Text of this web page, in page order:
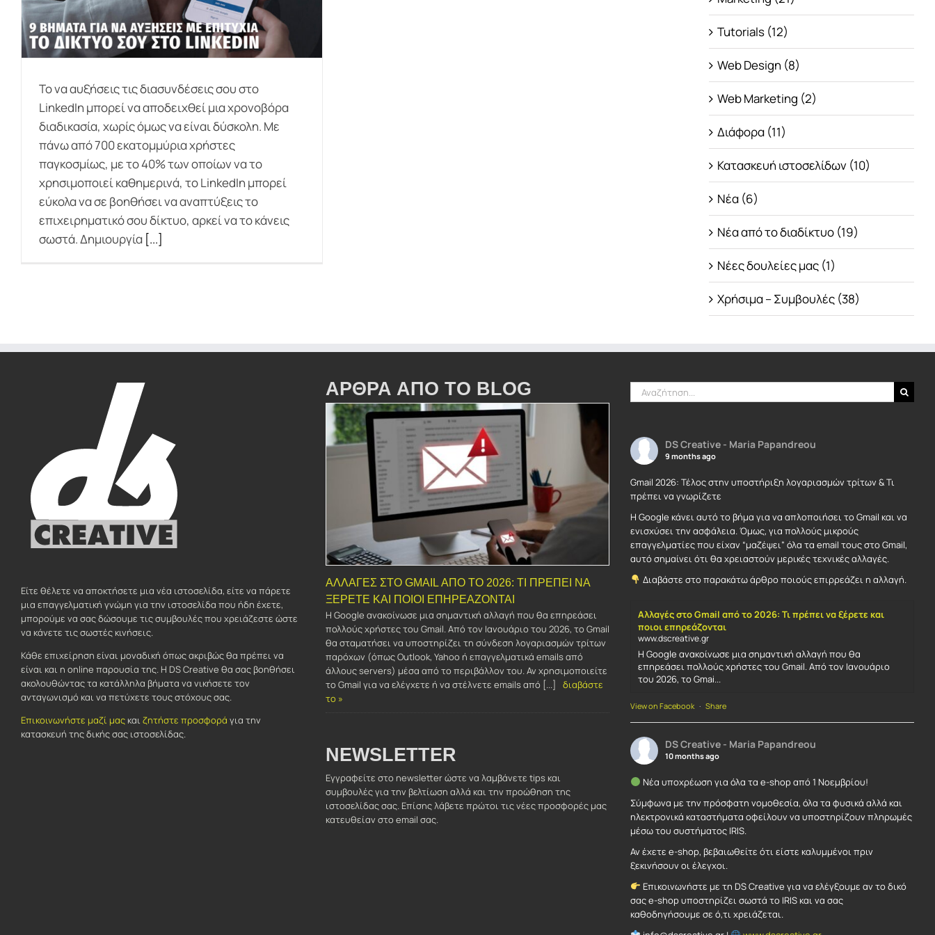
Το να αυξήσεις τις διασυνδέσεις σου στο
LinkedIn μπορεί να αποδειχθεί μια χρονοβόρα
διαδικασία, χωρίς όμως να είναι δύσκολη. Με
πάνω από 700 εκατομμύρια χρήστες
παγκοσμίως, με το 40% των οποίων να το
χρησιμοποιεί καθημερινά, το LinkedIn μπορεί
εύκολα να σε βοηθήσει να αναπτύξεις το
επιχειρηματικό σου δίκτυο, αρκεί να το κάνεις
σωστά. Δημιουργία [...]
Tutorials (12)
Web Design (8)
Web Marketing (2)
Διάφορα (11)
Κατασκευή ιστοσελίδων (10)
Νέα (6)
Νέα από το διαδίκτυο (19)
Νέες δουλείες μας (1)
Χρήσιμα – Συμβουλές (38)
Είτε θέλετε να αποκτήσετε μια νέα ιστοσελίδα, είτε να πάρετε
μια επαγγελματική γνώμη για την ιστοσελίδα που ήδη έχετε,
μπορούμε να σας δώσουμε τις συμβουλές που χρειάζεστε ώστε
να κάνετε τις σωστές κινήσεις.
Κάθε επιχείρηση είναι μοναδική όπως ακριβώς θα πρέπει να
είναι και η online παρουσία της. Η DS Creative θα σας βοηθήσει
ακολουθώντας τα κατάλληλα βήματα να νικήσετε τον
ανταγωνισμό και να πετύχετε τους στόχους σας.
Επικοινωνήστε μαζί μας και ζητήστε προσφορά για την
κατασκευή της δικής σας ιστοσελίδας.
ΑΡΘΡΑ ΑΠΟ ΤΟ BLOG
ΑΛΛΑΓΈΣ ΣΤΟ GMAIL ΑΠΌ ΤΟ 2026: ΤΙ ΠΡΈΠΕΙ ΝΑ
ΞΈΡΕΤΕ ΚΑΙ ΠΟΙΟΙ ΕΠΗΡΕΆΖΟΝΤΑΙ
Η Google ανακοίνωσε μια σημαντική αλλαγή που θα επηρεάσει
πολλούς χρήστες του Gmail. Από τον Ιανουάριο του 2026, το Gmail
θα σταματήσει να υποστηρίζει τη σύνδεση λογαριασμών τρίτων
παρόχων (όπως Outlook, Yahoo ή επαγγελματικά emails από
άλλους servers) μέσα από το περιβάλλον του. Αν χρησιμοποιείτε
το Gmail για να ελέγχετε ή να στέλνετε emails από [...]
διαβάστε
το »
NEWSLETTER
Εγγραφείτε στο newsletter ώστε να λαμβάνετε tips και
συμβουλές για την βελτίωση αλλά και την προώθηση της
ιστοσελίδας σας. Επίσης λάβετε πρώτοι τις νέες προσφορές μας
κατευθείαν στο email σας.
Αναζήτηση
για:
DS Creative - Maria Papandreou
9 months ago
Gmail 2026: Τέλος στην υποστήριξη λογαριασμών τρίτων & Τι
πρέπει να γνωρίζετε
Η Google κάνει αυτό το βήμα για να απλοποιήσει το Gmail και να
ενισχύσει την ασφάλεια. Όμως, για πολλούς μικρούς
επαγγελματίες που είχαν “μαζέψει” όλα τα email τους στο Gmail,
αυτό σημαίνει ότι θα χρειαστούν μερικές τεχνικές αλλαγές.
Διαβάστε στο παρακάτω άρθρο ποιούς επιρρεάζει η αλλαγή.
Αλλαγές στο Gmail από το 2026: Τι πρέπει να ξέρετε και
ποιοι επηρεάζονται
www.dscreative.gr
Η Google ανακοίνωσε μια σημαντική αλλαγή που θα
επηρεάσει πολλούς χρήστες του Gmail. Από τον Ιανουάριο
του 2026, το Gmai...
View on Facebook · Share
DS Creative - Maria Papandreou
10 months ago
Νέα υποχρέωση για όλα τα e-shop από 1 Νοεμβρίου!
Σύμφωνα με την πρόσφατη νομοθεσία, όλα τα φυσικά αλλά και
ηλεκτρονικά καταστήματα οφείλουν να υποστηρίζουν πληρωμές
μέσω του συστήματος IRIS.
Αν έχετε e-shop, βεβαιωθείτε ότι είστε καλυμμένοι πριν
ξεκινήσουν οι έλεγχοι.
Επικοινωνήστε με τη DS Creative για να ελέγξουμε αν το δικό
σας e-shop υποστηρίζει σωστά το IRIS και να σας
καθοδηγήσουμε σε ό,τι χρειάζεται.